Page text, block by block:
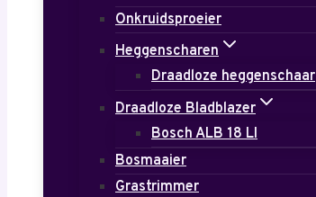
Onkruidsproeier
Heggenscharen
Draadloze heggenschaar
Draadloze Bladblazer
Bosch ALB 18 LI
Bosmaaier
Grastrimmer